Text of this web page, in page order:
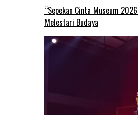
“Sepekan Cinta Museum
Melestari Budaya